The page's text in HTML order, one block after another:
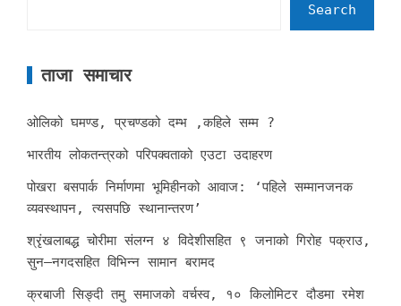
Search
ताजा समाचार
ओलिको घमण्ड, प्रचण्डको दम्भ ,कहिले सम्म ?
भारतीय लोकतन्त्रको परिपक्वताको एउटा उदाहरण
पोखरा बसपार्क निर्माणमा भूमिहीनको आवाज: ‘पहिले सम्मानजनक
व्यवस्थापन, त्यसपछि स्थानान्तरण’
श्रृंखलाबद्ध चोरीमा संलग्न ४ विदेशीसहित ९ जनाको गिरोह पक्राउ,
सुन–नगदसहित विभिन्न सामान बरामद
क्रबाजी सिङ्दी तमु समाजको वर्चस्व, १० किलोमिटर दौडमा रमेश